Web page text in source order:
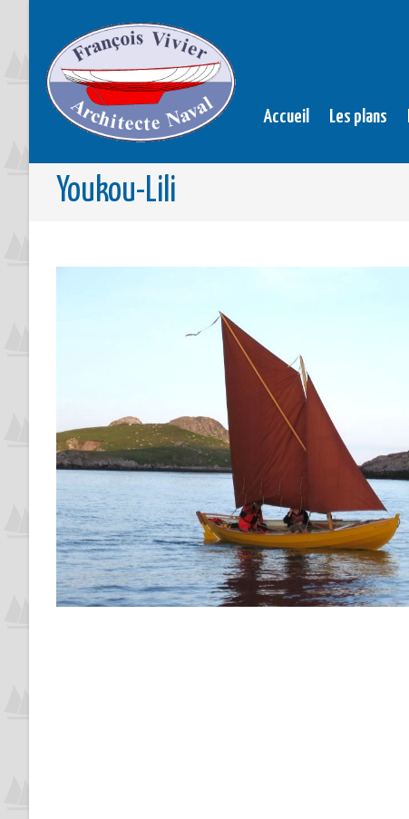
Accueil Les plans
Youkou-Lili